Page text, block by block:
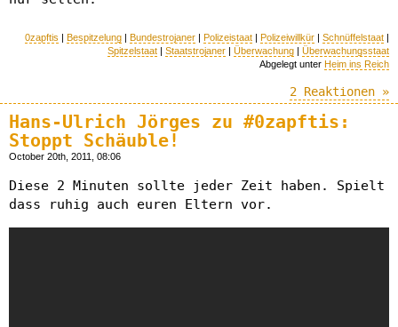
0zapftis | Bespitzelung | Bundestrojaner | Polizeistaat | Polizeiwillkür | Schnüffelstaat |
Spitzelstaat | Staatstrojaner | Überwachung | Überwachungsstaat
Abgelegt unter Heim ins Reich
2 Reaktionen »
Hans-Ulrich Jörges zu #0zapftis:
Stoppt Schäuble!
October 20th, 2011, 08:06
Diese 2 Minuten sollte jeder Zeit haben. Spielt
dass ruhig auch euren Eltern vor.